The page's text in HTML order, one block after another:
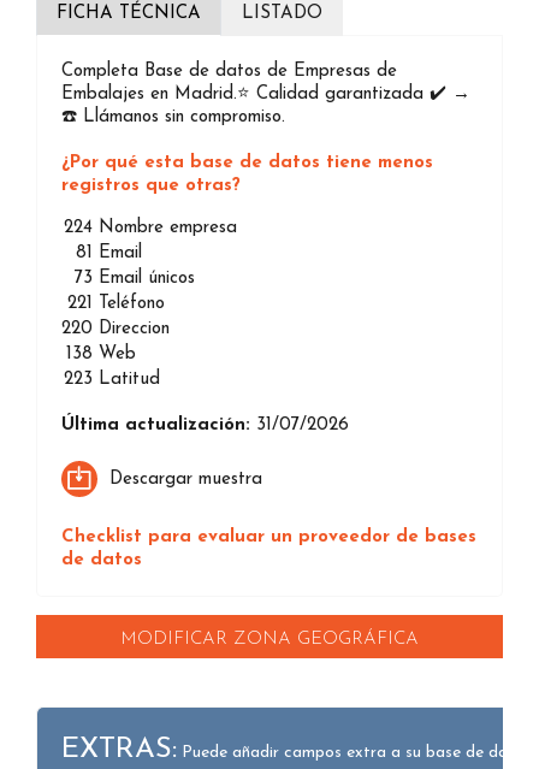
FICHA TÉCNICA LISTADO
Completa Base de datos de Empresas de
Embalajes en Madrid.⭐️ Calidad garantizada ✔️ →
☎️ Llámanos sin compromiso.
¿Por qué esta base de datos tiene menos
registros que otras?
224 Nombre empresa
81
Email
73 Email únicos
221
Teléfono
220 Direccion
138 Web
223 Latitud
Última actualización: 31/07/2026
Descargar muestra
Checklist para evaluar un proveedor de bases
de datos
MODIFICAR ZONA GEOGRÁFICA
EXTRAS: Puede añadir campos extra a su base de datos.